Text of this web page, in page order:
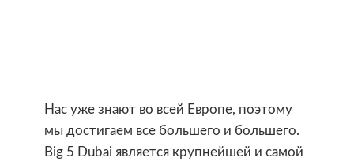
Нас уже знают во всей Европе, поэтому
мы достигаем все большего и большего.
Big 5 Dubai является крупнейшей и самой